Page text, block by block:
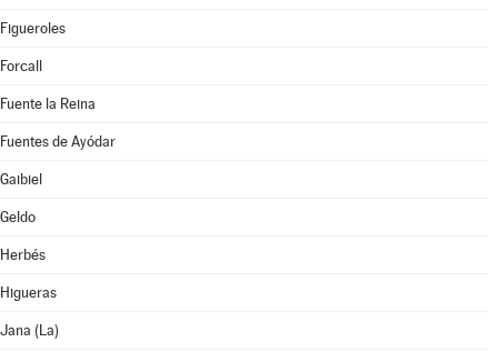
Figueroles
Forcall
Fuente la Reina
Fuentes de Ayódar
Gaibiel
Geldo
Herbés
Higueras
Jana (La)